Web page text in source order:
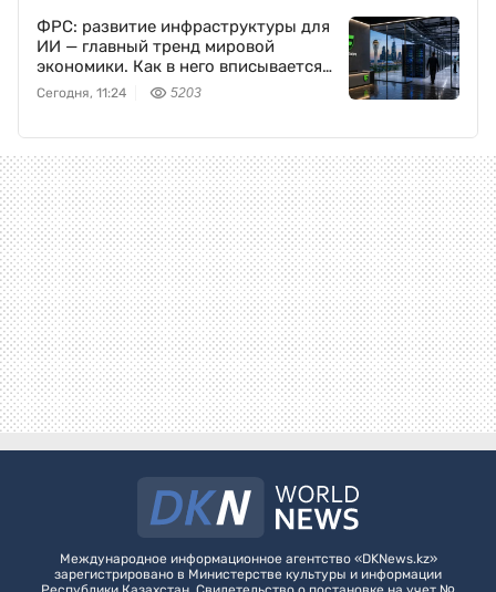
ФРС: развитие инфраструктуры для
ИИ — главный тренд мировой
экономики. Как в него вписывается
Freedom Holding Corp.
Сегодня, 11:24 5203
Международное информационное агентство «DKNews.kz»
зарегистрировано в Министерстве культуры и информации